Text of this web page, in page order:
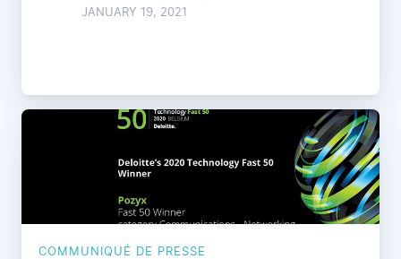
JANUARY 19, 2021
COMMUNIQUÉ DE PRESSE